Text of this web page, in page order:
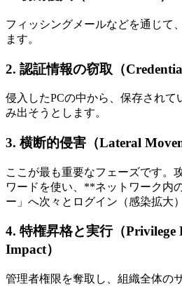
フィッシングメールなどを通じて
ます。
2. 認証情報の窃取（Credential
侵入したPCの中から、保存されて
み出そうとします。
3. 横断的侵害（Lateral
ここが最も重要なフェーズです。
ワードを使い、**ネットワーク内
ー」へ次々とログイン（感染拡大
4. 特権昇格と実行（Privilege
Impact）
管理者権限を奪取し、組織全体の